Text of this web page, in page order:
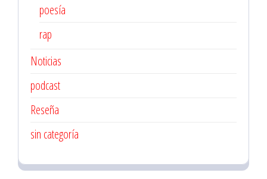
poesía
rap
Noticias
podcast
Reseña
sin categoría